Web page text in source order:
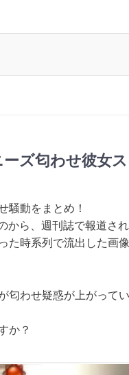
ーズ匂わせ彼女
騒動をまとめ！
から、週刊誌で報道さ
た時系列で流出した画
匂わせ疑惑が上がってい
か？